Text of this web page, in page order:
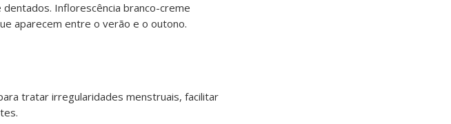
Inflorescência branco-creme
aparecem entre o verão e o outono.
tratar irregularidades menstruais, facilitar